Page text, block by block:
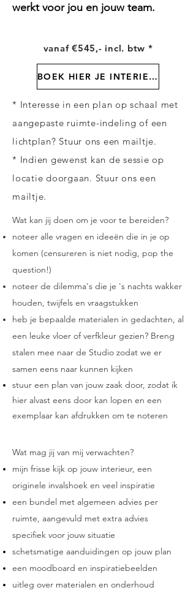
werkt voor jou en jouw team.
vanaf €545,- incl. btw *
BOEK HIER JE INTERIEUR BOOST
* Interesse in een plan op schaal met
aangepaste ruimte-indeling of een
lichtplan? Stuur ons een mailtje.
* Indien gewenst kan de sessie op
locatie doorgaan. Stuur ons een
mailtje.
Wat kan jij doen om je voor te bereiden?
noteer alle vragen en ideeën die in je op
komen (censureren is niet nodig, pop the
question!)
noteer de dilemma's die je 's nachts wakker
houden, twijfels en vraagstukken
heb je bepaalde materialen in gedachten, al
een leuke vloer of verfkleur gezien? Breng
stalen mee naar de Studio zodat we er
samen eens naar kunnen kijken
stuur een plan van jouw zaak door, zodat ik
hier alvast eens door kan lopen en een
exemplaar kan afdrukken om te noteren
Wat mag jij van mij verwachten?
mijn frisse kijk op jouw interieur, een
originele invalshoek en veel inspiratie
een bundel met algemeen advies per
ruimte, aangevuld met extra advies
specifiek voor jouw situatie
schetsmatige aanduidingen op jouw plan
een moodboard en inspiratiebeelden
uitleg over materialen en onderhoud